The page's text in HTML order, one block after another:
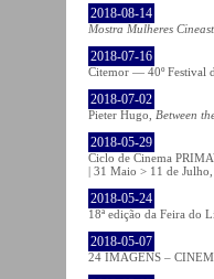
2018-08-14
Mostra Mulheres
2018-07-16
Citemor — 40º Festival
2018-07-02
Pieter Hugo, Between
2018-05-29
Ciclo de Cinema
| 31 Maio > 11 de
2018-05-24
18ª edição da Feira do
2018-05-07
24 IMAGENS –